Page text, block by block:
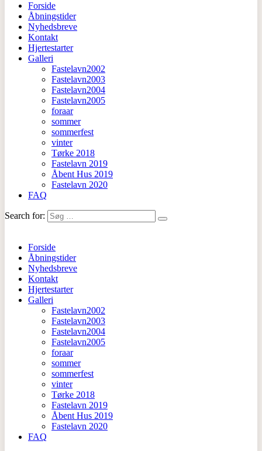
Forside
Åbningstider
Nyhedsbreve
Kontakt
Hjertestarter
Galleri
Fastelavn2002
Fastelavn2003
Fastelavn2004
Fastelavn2005
foraar
sommer
sommerfest
vinter
Tørke 2018
Fastelavn 2019
Åbent Hus 2019
Fastelavn 2020
FAQ
Search for:
Forside
Åbningstider
Nyhedsbreve
Kontakt
Hjertestarter
Galleri
Fastelavn2002
Fastelavn2003
Fastelavn2004
Fastelavn2005
foraar
sommer
sommerfest
vinter
Tørke 2018
Fastelavn 2019
Åbent Hus 2019
Fastelavn 2020
FAQ